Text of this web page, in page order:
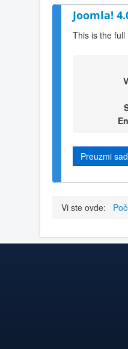
Joomla!
This is the
Preuzmi
Vi ste ovde: